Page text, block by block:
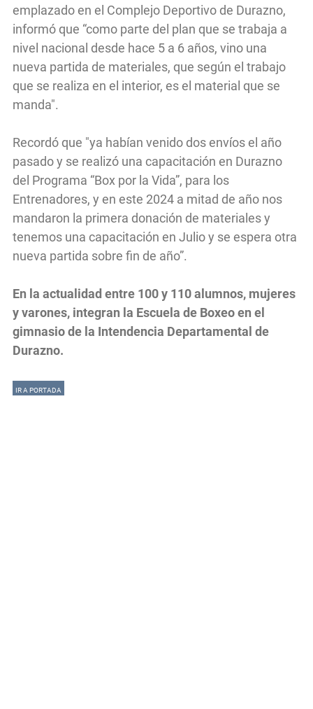
emplazado en el Complejo Deportivo de Durazno,
informó que “como parte del plan que se trabaja a
nivel nacional desde hace 5 a 6 años, vino una
nueva partida de materiales, que según el trabajo
que se realiza en el interior, es el material que se
manda".
Recordó que "ya habían venido dos envíos el año
pasado y se realizó una capacitación en Durazno
del Programa “Box por la Vida”, para los
Entrenadores, y en este 2024 a mitad de año nos
mandaron la primera donación de materiales y
tenemos una capacitación en Julio y se espera otra
nueva partida sobre fin de año”.
En la actualidad entre 100 y 110 alumnos, mujeres
y varones, integran la Escuela de Boxeo en el
gimnasio de la Intendencia Departamental de
Durazno.
IR A PORTADA